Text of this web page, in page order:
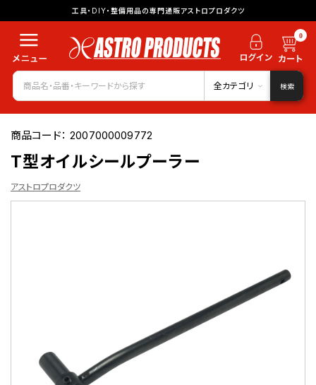
工具・DIY・整備用品の専門通販アストロプロダクツ
0
全カテゴリ 検索
商品コード：2007000009772
T型オイルシールプーラー
アストロプロダクツ